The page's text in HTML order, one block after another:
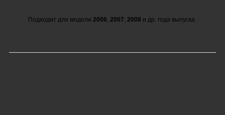
Подходит для модели 2006, 2007, 2008 и др. года выпуска.